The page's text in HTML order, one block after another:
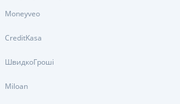
Moneyveo
CreditKasa
ШвидкоГроші
Miloan